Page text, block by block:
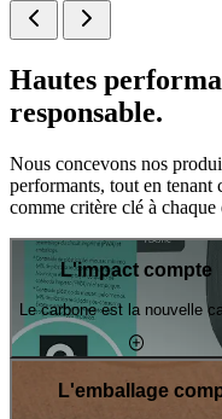
Hautes
responsable.
Nous concevons nos
performants, tout en tenant
comme critère clé à
L'impact compte
Le carbone est la nouvelle
L'emballage